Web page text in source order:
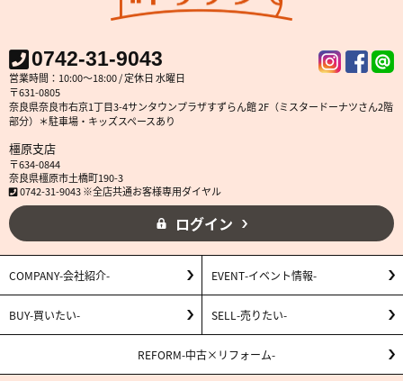
0742-31-9043
営業時間：10:00～18:00 / 定休日 水曜日
〒631-0805
奈良県奈良市右京1丁目3-4サンタウンプラザすずらん館 2F（ミスタードーナツさん2階
部分）＊駐車場・キッズスペースあり
橿原支店
〒634-0844
奈良県橿原市土橋町190-3
0742-31-9043 ※全店共通お客様専用ダイヤル
ログイン
COMPANY 会社紹介 EVENT イベント情報
BUY 買いたい SELL 売りたい
REFORM 中古×リフォーム